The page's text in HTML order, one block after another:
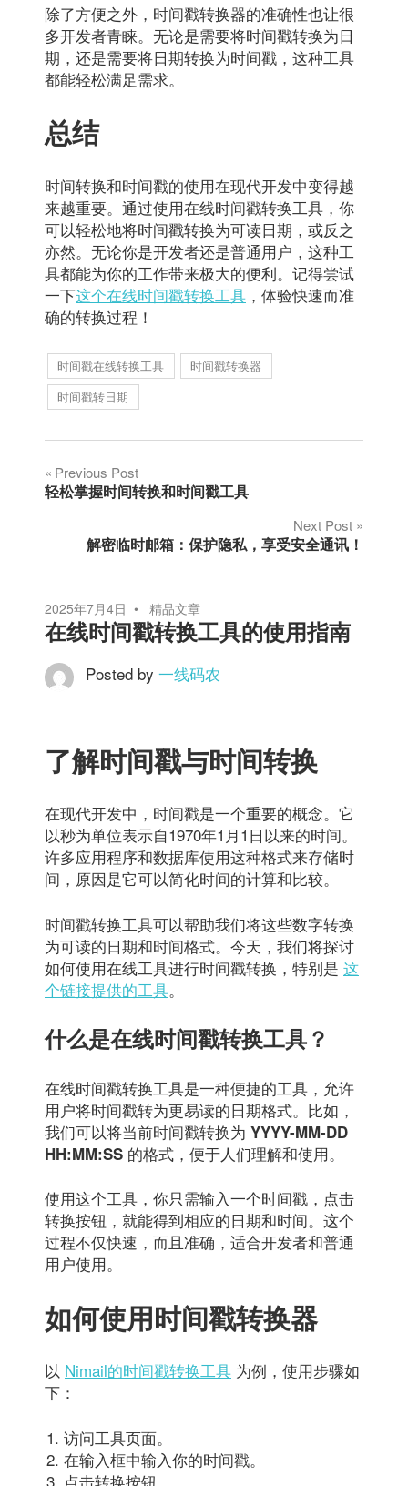
除了方便之外，时间戳转换器的准确性也让很
多开发者青睐。无论是需要将时间戳转换为日
期，还是需要将日期转换为时间戳，这种工具
都能轻松满足需求。
总结
时间转换和时间戳的使用在现代开发中变得越
来越重要。通过使用在线时间戳转换工具，你
可以轻松地将时间戳转换为可读日期，或反之
亦然。无论你是开发者还是普通用户，这种工
具都能为你的工作带来极大的便利。记得尝试
一下这个在线时间戳转换工具 ，体验快速而准
确的转换过程！
时间戳在线转换工具
时间戳转换器
时间戳转日期
文
航
Previous Post
轻松掌握时间转换和时间戳工具
Next Post
解密临时邮箱：保护隐私，享受安全通讯！
2025年7月4日 精品文章
在线时间戳转换工具的使用指南
Posted by 一线码农
了解时间戳与时间转换
在现代开发中，时间戳是一个重要的概念。它
以秒为单位表示自1970年1月1日以来的时间。
许多应用程序和数据库使用这种格式来存储时
间，原因是它可以简化时间的计算和比较。
时间戳转换工具可以帮助我们将这些数字转换
为可读的日期和时间格式。今天，我们将探讨
如何使用在线工具进行时间戳转换，特别是 这
个链接提供的工具。
什么是在线时间戳转换工具？
在线时间戳转换工具是一种便捷的工具，允许
用户将时间戳转为更易读的日期格式。比如，
我们可以将当前时间戳转换为 YYYY-MM-DD
HH:MM:SS 的格式，便于人们理解和使用。
使用这个工具，你只需输入一个时间戳，点击
转换按钮，就能得到相应的日期和时间。这个
过程不仅快速，而且准确，适合开发者和普通
用户使用。
如何使用时间戳转换器
以 Nimail的时间戳转换工具 为例，使用步骤如
下：
访问工具页面。
在输入框中输入你的时间戳。
点击转换按钮。